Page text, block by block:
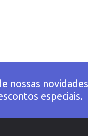
nossas novidades
especiais.